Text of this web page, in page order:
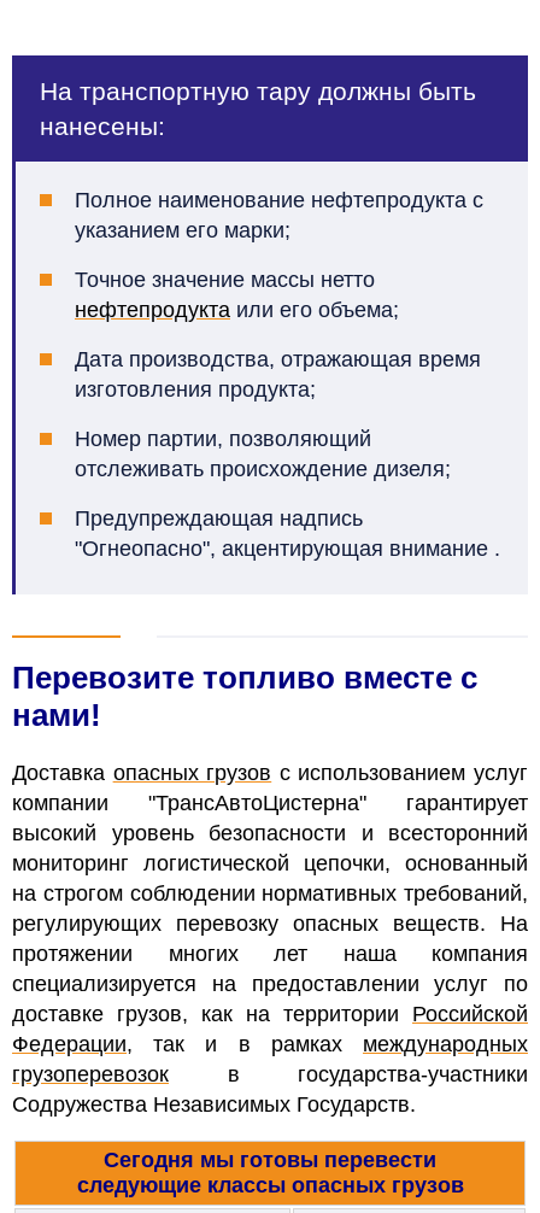
На транспортную тару должны быть
нанесены:
Полное наименование нефтепродукта с
указанием его марки;
Точное значение массы нетто
нефтепродукта или его объема;
Дата производства, отражающая время
изготовления продукта;
Номер партии, позволяющий
отслеживать происхождение дизеля;
Предупреждающая надпись
"Огнеопасно", акцентирующая внимание .
Перевозите топливо вместе с
нами!
Доставка опасных грузов с использованием услуг
компании "ТрансАвтоЦистерна" гарантирует
высокий уровень безопасности и всесторонний
мониторинг логистической цепочки, основанный
на строгом соблюдении нормативных требований,
регулирующих перевозку опасных веществ. На
протяжении многих лет наша компания
специализируется на предоставлении услуг по
доставке грузов, как на территории Российской
Федерации, так и в рамках международных
грузоперевозок в государства-участники
Содружества Независимых Государств.
Сегодня мы готовы перевести
следующие классы опасных грузов